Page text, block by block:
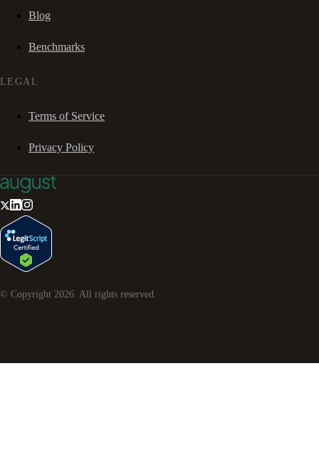
Blog
Benchmarks
LEGAL
Terms of Service
Privacy Policy
© Copyright 2026 . All rights reserved.